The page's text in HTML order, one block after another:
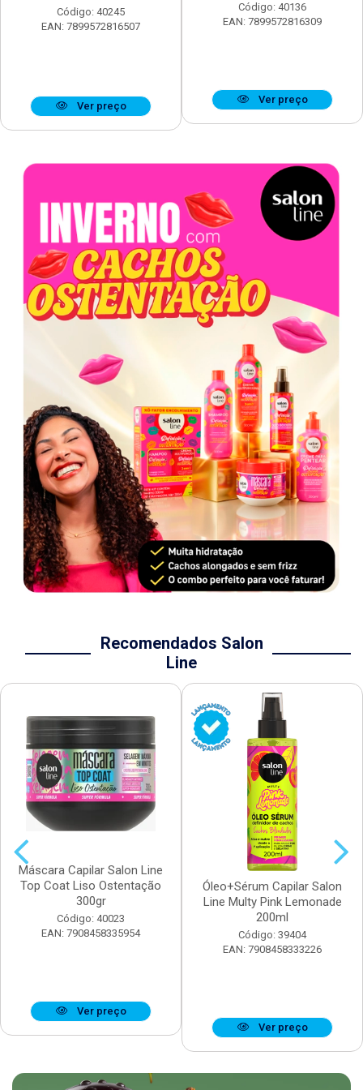
Código: 40245
EAN: 7899572816507
Ver preço
Código: 40136
EAN: 7899572816309
Ver preço
Recomendados Salon
Line
Máscara Capilar Salon Line
Top Coat Liso Ostentação
300gr
Código: 40023
EAN: 7908458335954
Ver preço
Óleo+Sérum Capilar Salon
Line Multy Pink Lemonade
200ml
Código: 39404
EAN: 7908458333226
Ver preço